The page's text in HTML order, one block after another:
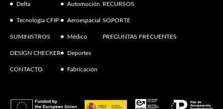
Delta
Tecnología CFIP
SUMINISTROS
DESIGN CHECKER
CONTACTO
Automoción
Aeroespacial
Médico
Deportes
Fabricación
RECURSOS
SOPORTE
PREGUNTAS FRECUENTES